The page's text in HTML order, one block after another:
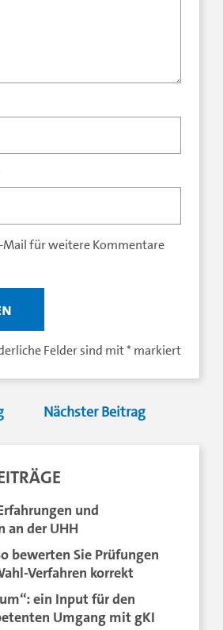
Felder sind mit* markiert
Nächster Beitrag
und
der UHH
bewerten Sie Prüfungen
Verfahren korrekt
ein Input für den
Umgang mit gKI